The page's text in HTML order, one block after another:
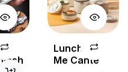
Lunch Box
Me Cante